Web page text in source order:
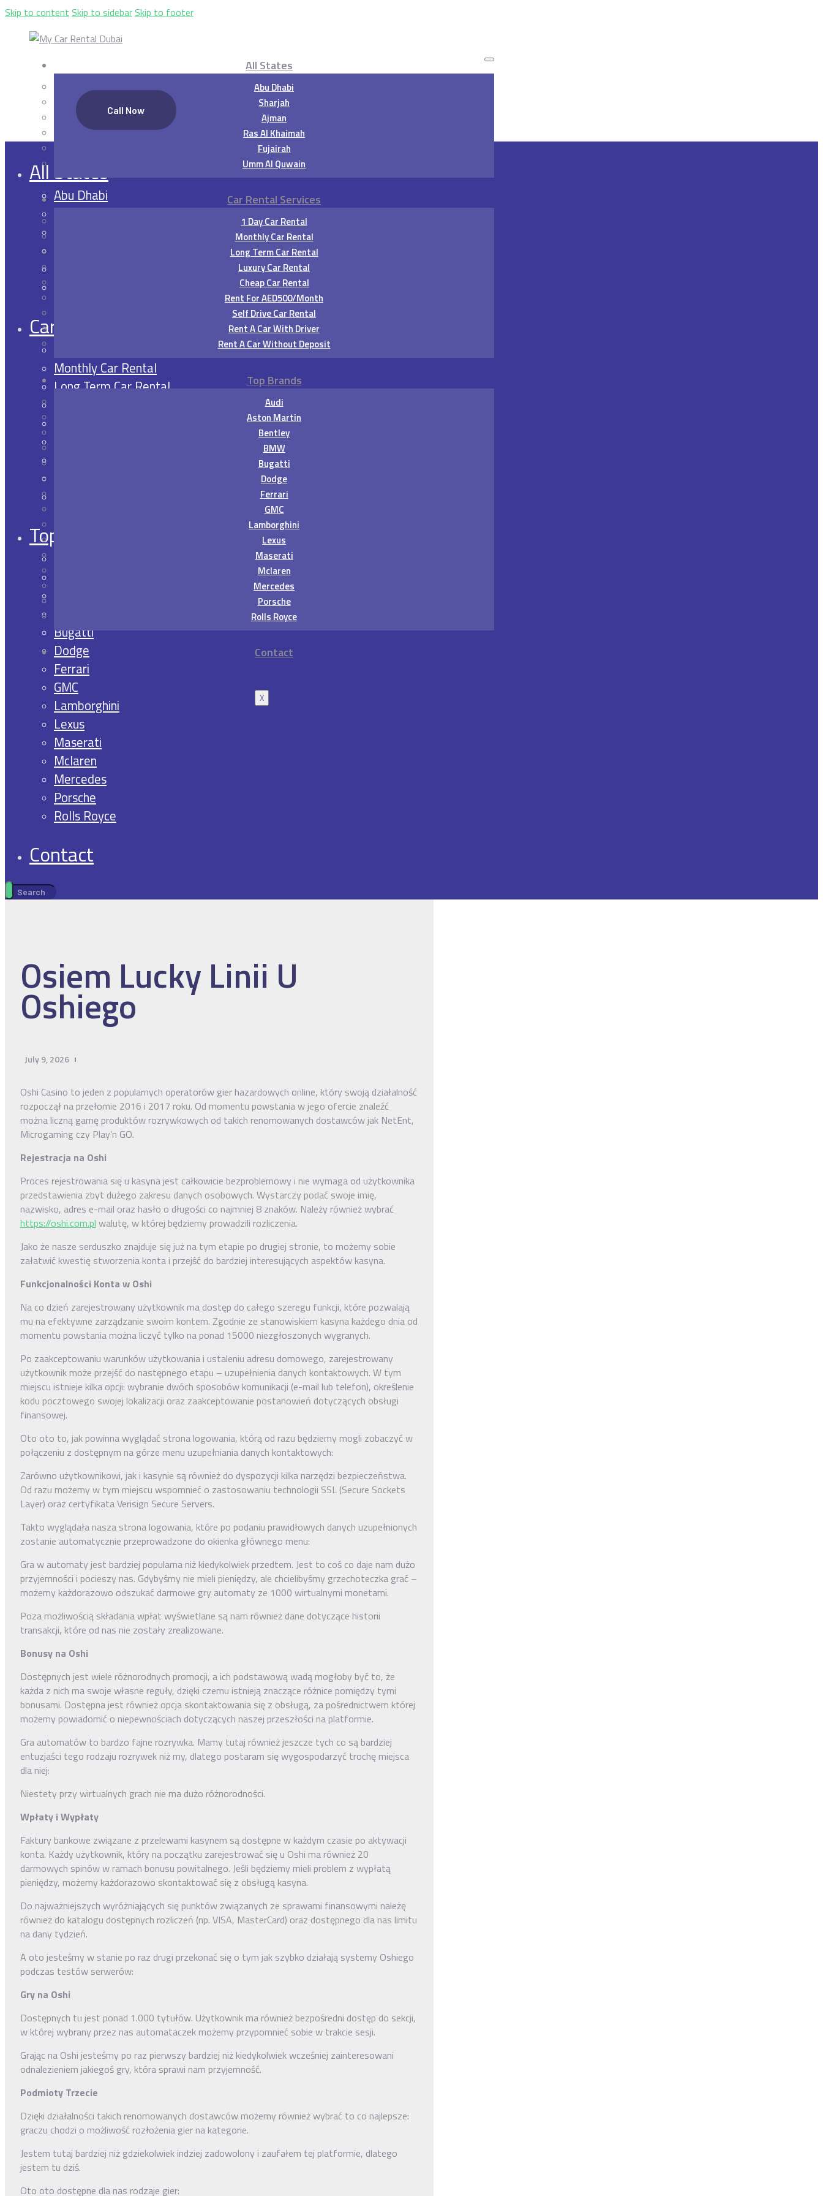
Skip to content Skip to sidebarSkip to footer
All States
Abu Dhabi
Sharjah
Ajman
Ras Al Khaimah
Fujairah
Umm Al Quwain
Car Rental Services
1 Day Car Rental
Monthly Car Rental
Long Term Car Rental
Luxury Car Rental
Cheap Car Rental
Rent For AED500/Month
Self Drive Car Rental
Rent A Car With Driver
Rent A Car Without Deposit
Top Brands
Audi
Aston Martin
Bentley
BMW
Bugatti
Dodge
Ferrari
GMC
Lamborghini
Lexus
Maserati
Mclaren
Mercedes
Porsche
Rolls Royce
Contact
X
Call Now
All States
Abu Dhabi
Sharjah
Car Rental Services
Monthly Car Rental
Long Term Car Rental
Top Brands
Bugatti
Dodge
Ferrari
GMC
Lamborghini
Lexus
Maserati
Mclaren
Mercedes
Porsche
Rolls Royce
Contact
Osiem Lucky Linii U
Oshiego
July 9, 2026
Oshi Casino to jeden z popularnych operatorów gier hazardowych online, który swoją działalność
rozpoczął na przełomie 2016 i 2017 roku. Od momentu powstania w jego ofercie znaleźć
można liczną gamę produktów rozrywkowych od takich renomowanych dostawców jak NetEnt,
Microgaming czy Play’n GO.
Rejestracja na Oshi
Proces rejestrowania się u kasyna jest całkowicie bezproblemowy i nie wymaga od użytkownika
przedstawienia zbyt dużego zakresu danych osobowych. Wystarczy podać swoje imię,
nazwisko, adres e-mail oraz hasło o długości co najmniej 8 znaków. Należy również wybrać
https://oshi.com.pl walutę, w której będziemy prowadzili rozliczenia.
Jako że nasze serduszko znajduje się już na tym etapie po drugiej stronie, to możemy sobie
załatwić kwestię stworzenia konta i przejść do bardziej interesujących aspektów kasyna.
Funkcjonalności Konta w Oshi
Na co dzień zarejestrowany użytkownik ma dostęp do całego szeregu funkcji, które pozwalają
mu na efektywne zarządzanie swoim kontem. Zgodnie ze stanowiskiem kasyna każdego dnia od
momentu powstania można liczyć tylko na ponad 15000 niezgłoszonych wygranych.
Po zaakceptowaniu warunków użytkowania i ustaleniu adresu domowego, zarejestrowany
użytkownik może przejść do następnego etapu – uzupełnienia danych kontaktowych. W tym
miejscu istnieje kilka opcji: wybranie dwóch sposobów komunikacji (e-mail lub telefon), określenie
kodu pocztowego swojej lokalizacji oraz zaakceptowanie postanowień dotyczących obsługi
finansowej.
Oto oto to, jak powinna wyglądać strona logowania, którą od razu będziemy mogli zobaczyć w
połączeniu z dostępnym na górze menu uzupełniania danych kontaktowych:
Zarówno użytkownikowi, jak i kasynie są również do dyspozycji kilka narzędzi bezpieczeństwa.
Od razu możemy w tym miejscu wspomnieć o zastosowaniu technologii SSL (Secure Sockets
Layer) oraz certyfikata Verisign Secure Servers.
Takto wyglądała nasza strona logowania, które po podaniu prawidłowych danych uzupełnionych
zostanie automatycznie przeprowadzone do okienka głównego menu:
Gra w automaty jest bardziej popularna niż kiedykolwiek przedtem. Jest to coś co daje nam dużo
przyjemności i pocieszy nas. Gdybyśmy nie mieli pieniędzy, ale chcielibyśmy grzechoteczka grać –
możemy każdorazowo odszukać darmowe gry automaty ze 1000 wirtualnymi monetami.
Poza możliwością składania wpłat wyświetlane są nam również dane dotyczące historii
transakcji, które od nas nie zostały zrealizowane.
Bonusy na Oshi
Dostępnych jest wiele różnorodnych promocji, a ich podstawową wadą mogłoby być to, że
każda z nich ma swoje własne reguły, dzięki czemu istnieją znaczące różnice pomiędzy tymi
bonusami. Dostępna jest również opcja skontaktowania się z obsługą, za pośrednictwem której
możemy powiadomić o niepewnościach dotyczących naszej przeszłości na platformie.
Gra automatów to bardzo fajne rozrywka. Mamy tutaj również jeszcze tych co są bardziej
entuzjaści tego rodzaju rozrywek niż my, dlatego postaram się wygospodarzyć trochę miejsca
dla niej:
Niestety przy wirtualnych grach nie ma dużo różnorodności.
Wpłaty i Wypłaty
Faktury bankowe związane z przelewami kasynem są dostępne w każdym czasie po aktywacji
konta. Każdy użytkownik, który na początku zarejestrować się u Oshi ma również 20
darmowych spinów w ramach bonusu powitalnego. Jeśli będziemy mieli problem z wypłatą
pieniędzy, możemy każdorazowo skontaktować się z obsługą kasyna.
Do najważniejszych wyróżniających się punktów związanych ze sprawami finansowymi należę
również do katalogu dostępnych rozliczeń (np. VISA, MasterCard) oraz dostępnego dla nas limitu
na dany tydzień.
A oto jesteśmy w stanie po raz drugi przekonać się o tym jak szybko działają systemy Oshiego
podczas testów serwerów:
Gry na Oshi
Dostępnych tu jest ponad 1.000 tytułów. Użytkownik ma również bezpośredni dostęp do sekcji,
w której wybrany przez nas automataczek możemy przypomnieć sobie w trakcie sesji.
Grając na Oshi jesteśmy po raz pierwszy bardziej niż kiedykolwiek wcześniej zainteresowani
odnalezieniem jakiegoś gry, która sprawi nam przyjemność.
Podmioty Trzecie
Dzięki działalności takich renomowanych dostawców możemy również wybrać to co najlepsze:
graczu chodzi o możliwość rozłożenia gier na kategorie.
Jestem tutaj bardziej niż gdziekolwiek indziej zadowolony i zaufałem tej platformie, dlatego
jestem tu dziś.
Oto oto dostępne dla nas rodzaje gier: